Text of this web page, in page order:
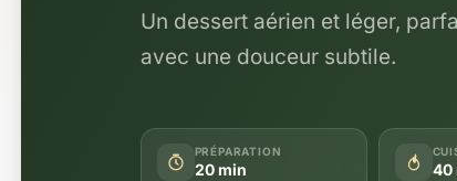
Un dessert aérien et léger,
avec une douceur subtile.
PRÉPARATION
20 min 40